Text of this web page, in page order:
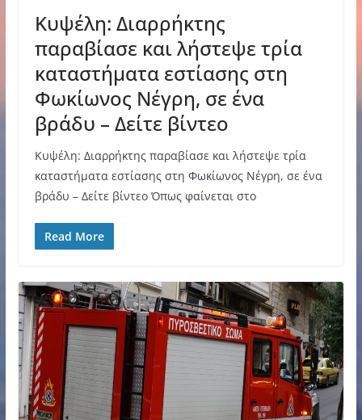
Κυψέλη: Διαρρήκτης
παραβίασε και λήστεψε τρία
καταστήματα εστίασης στη
Φωκίωνος Νέγρη, σε ένα
βράδυ – Δείτε βίντεο
Κυψέλη: Διαρρήκτης παραβίασε και λήστεψε τρία
καταστήματα εστίασης στη Φωκίωνος Νέγρη, σε ένα
βράδυ – Δείτε βίντεο Όπως φαίνεται στο
Read More